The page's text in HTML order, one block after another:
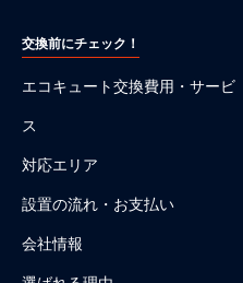
交換前にチェック！
エコキュート交換費用・サービ
ス
対応エリア
設置の流れ・お支払い
会社情報